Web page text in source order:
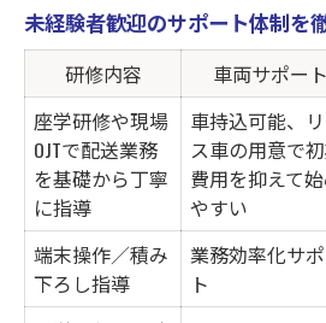
未経験者歓迎のサポート体制を
研修内容 車両サポート
座学研修や現場
OJTで配送業務
を基礎から丁寧
に指導
車持込可能、
ス車の用意で
費用を抑えて
やすい
端末操作／積み
下ろし指導
業務効率化サ
ト